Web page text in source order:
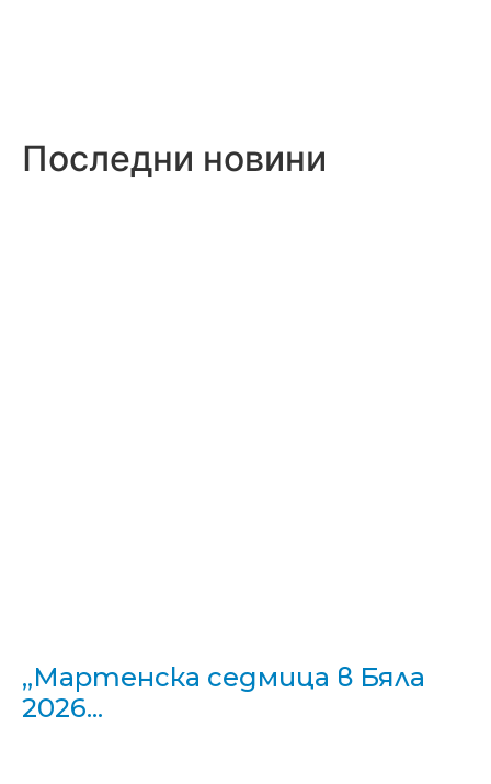
Последни новини
„Мартенска седмица в Бяла
2026...